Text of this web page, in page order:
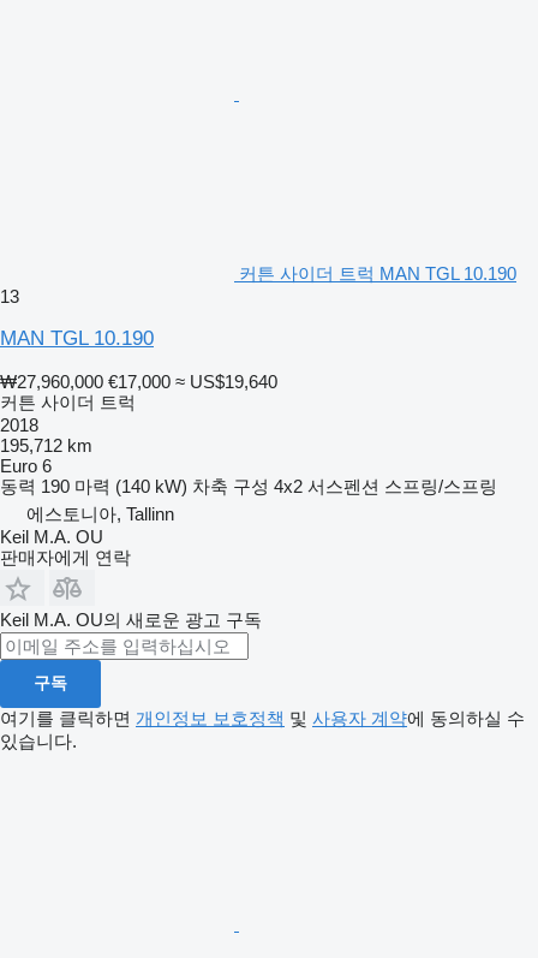
커튼 사이더 트럭 MAN TGL 10.190
13
MAN TGL 10.190
₩27,960,000 €17,000 ≈ US$19,640
커튼 사이더 트럭
2018
195,712 km
Euro 6
동력 190 마력 (140 kW) 차축 구성 4x2 서스펜션 스프링/스프링
에스토니아, Tallinn
Keil M.A. OU
판매자에게 연락
Keil M.A. OU의 새로운 광고 구독
구독
여기를 클릭하면 개인정보 보호정책 및 사용자 계약에 동의하실 수
있습니다.